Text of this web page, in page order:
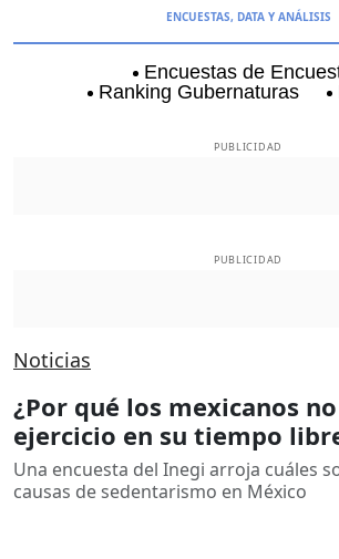
ENCUESTAS, DATA Y ANÁLISIS
Encuestas de
Ranking Gubernaturas
PUBLICIDAD
PUBLICIDAD
Noticias
¿Por qué los mexicanos
ejercicio en su tiempo
Una encuesta del Inegi arroja cuáles
causas de sedentarismo en México